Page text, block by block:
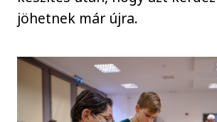
jöhetnek már újra.